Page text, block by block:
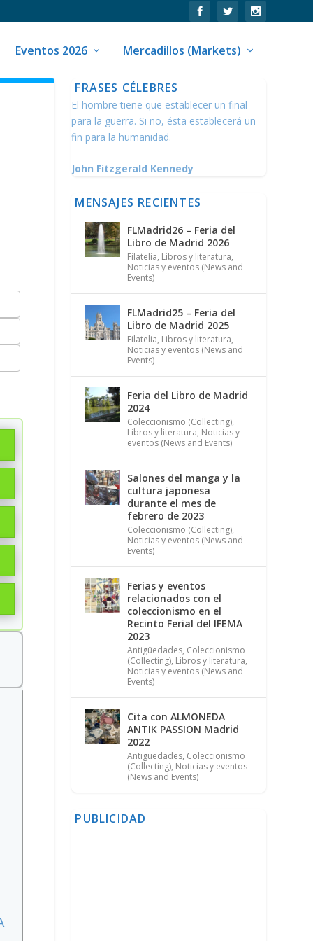
Eventos 2026 Mercadillos (Markets)
FRASES CÉLEBRES
El hombre tiene que establecer un final
para la guerra. Si no, ésta establecerá un
fin para la humanidad.
John Fitzgerald Kennedy
MENSAJES RECIENTES
FLMadrid26 – Feria del
Libro de Madrid 2026
Filatelia, Libros y literatura,
Noticias y eventos (News and
Events)
FLMadrid25 – Feria del
Libro de Madrid 2025
Filatelia, Libros y literatura,
Noticias y eventos (News and
Events)
Feria del Libro de Madrid
2024
Coleccionismo (Collecting),
Libros y literatura, Noticias y
eventos (News and Events)
Salones del manga y la
cultura japonesa
durante el mes de
febrero de 2023
Coleccionismo (Collecting),
Noticias y eventos (News and
Events)
Ferias y eventos
relacionados con el
coleccionismo en el
Recinto Ferial del IFEMA
2023
Antigüedades, Coleccionismo
(Collecting), Libros y literatura,
Noticias y eventos (News and
Events)
Cita con ALMONEDA
ANTIK PASSION Madrid
2022
Antigüedades, Coleccionismo
(Collecting), Noticias y eventos
(News and Events)
PUBLICIDAD